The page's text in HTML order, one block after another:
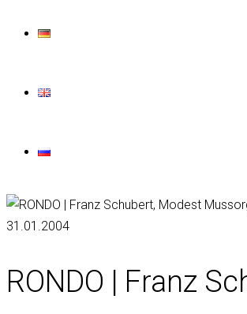
31.01.2004
RONDO | Franz